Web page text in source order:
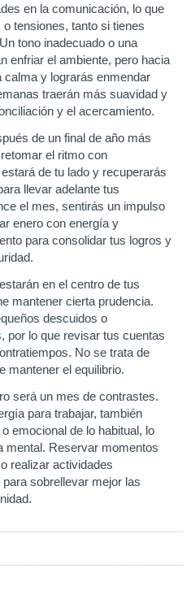
en la comunicación, lo que
tensiones, tanto si tienes
tono inadecuado o una
enfriar el ambiente, pero hacia
calma y lograrás enmendar
traerán más suavidad y
y el acercamiento.
de un final de año más
el ritmo con
de tu lado y recuperarás
llevar adelante tus
el mes, sentirás un impulso
enero con energía y
para consolidar tus logros y
en el centro de tus
mantener cierta prudencia.
descuidos o
por lo que revisar tus cuentas
No se trata de
mantener el equilibrio.
será un mes de contrastes.
para trabajar, también
emocional de lo habitual, lo
mental. Reservar momentos
realizar actividades
sobrellevar mejor las